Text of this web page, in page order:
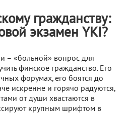
гражданству:
экзамен YKI?
– «больной» вопрос для
финское гражданство. Его
форумах, его боятся до
искренне и горячо радуются,
от души хвастаются в
крупным шрифтом в